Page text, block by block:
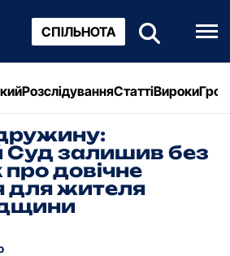
СПІЛЬНОТА
РозслідуванняСтаттіВироки
Суд залишив без
про довічне
для жителя